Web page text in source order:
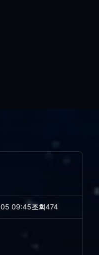
09:45조회474